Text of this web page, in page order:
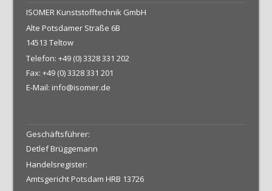
ISOMER Kunststofftechnik GmbH
Alte Potsdamer Straße 6B
14513 Teltow
Telefon: +49 (0) 3328 331 202
Fax: +49 (0) 3328 331 201
E-Mail: info@isomer.de
Geschäftsführer:
Detlef Brüggemann
Handelsregister:
Amtsgericht Potsdam HRB 13726